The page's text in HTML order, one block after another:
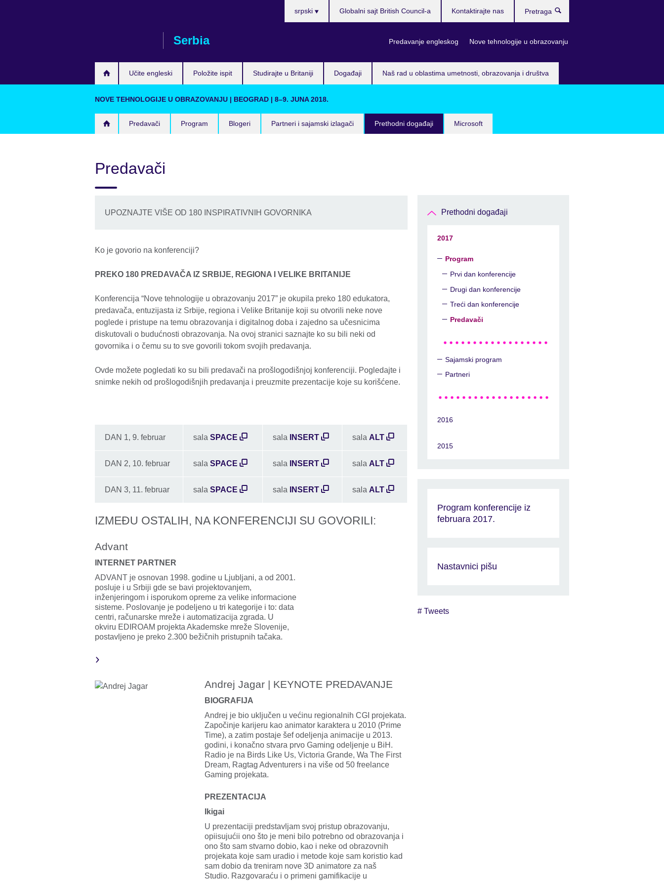
Serbia
Učite engleski Položite ispit Studirajte u Britaniji Događaji Naš rad u oblastima umetnosti, obrazovanja i društva
srpski
Predavanje engleskog Nove tehnologije u obrazovanju
Globalni sajt British Council-a Kontaktirajte nas
NOVE TEHNOLOGIJE U OBRAZOVANJU | BEOGRAD | 8–9. JUNA 2018.
Predavači Program Blogeri Partneri i sajamski izlagači Prethodni događaji Microsoft
Predavači
UPOZNAJTE VIŠE OD 180 INSPIRATIVNIH GOVORNIKA
Ko je govorio na konferenciji?
PREKO 180 PREDAVAČA IZ SRBIJE, REGIONA I VELIKE BRITANIJE
Konferencija “Nove tehnologije u obrazovanju 2017” je okupila preko 180 edukatora,
predavača, entuzijasta iz Srbije, regiona i Velike Britanije koji su otvorili neke nove
poglede i pristupe na temu obrazovanja i digitalnog doba i zajedno sa učesnicima
diskutovali o budućnosti obrazovanja. Na ovoj stranici saznajte ko su bili neki od
govornika i o čemu su to sve govorili tokom svojih predavanja.
Ovde možete pogledati ko su bili predavači na prošlogodišnjoj konferenciji. Pogledajte i
snimke nekih od prošlogodišnjih predavanja i preuzmite prezentacije koje su korišćene.
DAN 1, 9. februar sala SPACE sala INSERT sala ALT
DAN 2, 10. februar sala SPACE sala INSERT sala ALT
DAN 3, 11. februar sala SPACE sala INSERT sala ALT
IZMEĐU OSTALIH, NA KONFERENCIJI SU GOVORILI:
Advant
INTERNET PARTNER
ADVANT je osnovan 1998. godine u Ljubljani, a od 2001.
posluje i u Srbiji gde se bavi projektovanjem,
inženjeringom i isporukom opreme za velike informacione
sisteme. Poslovanje je podeljeno u tri kategorije i to: data
centri, računarske mreže i automatizacija zgrada. U
okviru EDIROAM projekta Akademske mreže Slovenije,
postavljeno je preko 2.300 bežičnih pristupnih tačaka.
Andrej Jagar | KEYNOTE PREDAVANJE
BIOGRAFIJA
Andrej je bio uključen u većinu regionalnih CGI projekata.
Započinje karijeru kao animator karaktera u 2010 (Prime
Time), a zatim postaje šef odeljenja animacije u 2013.
godini, i konačno stvara prvo Gaming odeljenje u BiH.
Radio je na Birds Like Us, Victoria Grande, Wa The First
Dream, Ragtag Adventurers i na više od 50 freelance
Gaming projekata.
PREZENTACIJA
Ikigai
U prezentaciji predstavljam svoj pristup obrazovanju,
opiisujućii ono što je meni bilo potrebno od obrazovanja i
ono što sam stvarno dobio, kao i neke od obrazovnih
projekata koje sam uradio i metode koje sam koristio kad
sam dobio da treniram nove 3D animatore za naš
Studio. Razgovaraću i o primeni gamifikacije u
Prethodni događaji
2017
Program
Prvi dan konferencije
Drugi dan konferencije
Treći dan konferencije
Predavači
Sajamski program
Partneri
2016
2015
Program konferencije iz
februara 2017.
Nastavnici pišu
Skip Twitter widget content # Tweets